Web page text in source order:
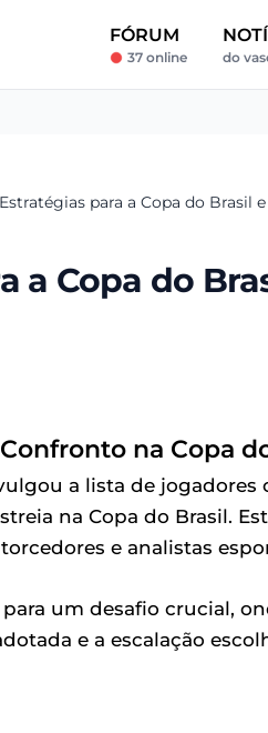
FÓRUM
37 online do
para a Copa do Brasil
a Copa do
na Copa
a lista de jogadores
na Copa do Brasil.
e analistas
um desafio crucial,
e a escalação